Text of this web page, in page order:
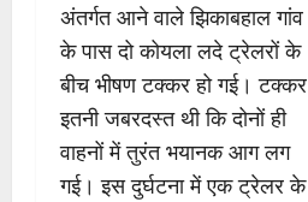
अंतर्गत आने वाले झिकाबहाल गांव
के पास दो कोयला लदे ट्रेलरों के
बीच भीषण टक्कर हो गई। टक्कर
इतनी जबरदस्त थी कि दोनों ही
वाहनों में तुरंत भयानक आग लग
गई। इस दुर्घटना में एक ट्रेलर के